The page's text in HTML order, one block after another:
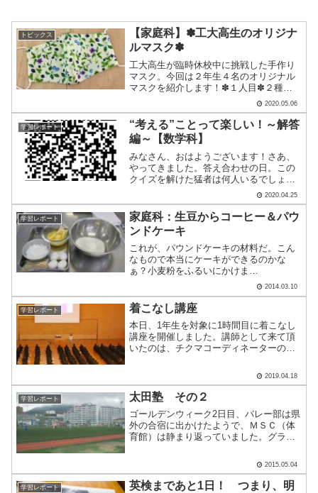
トピックス
【家庭科】✽工大高生のオリジナ
ルマスク✽
工大高生が臨時休校中に挑戦した手作り
マスク。今回は２年生４名のオリジナル
マスクを紹介します！✽１人目✽２種類
のマスクをアップしてくれました！どち
らも可愛い柄ですよね✽その日の気分に
よってマスクを選ぶこともできそうです
◎✽２人目✽チェック柄の.....
2020.05.06
学習レポート
“考える”ことって楽しい！～解答
編～【数学科】
みなさん、おはようございます！さあ、
やってきました。答え合わせの日。この
クイズを解けた猛者は何人いるでしょう
か？？？設問はこちら考えることって楽
しい%ef%bc%81【数学科】/①答え．1分
30秒 500W→1500W，3分→1分 にな
って.....
2020.04.25
学習レポート
家庭科：生豆からコーヒー＆パウ
ンドケーキ
これが、パウンドケーキの材料だ。こん
なもので本当にケーキができるのかな
ぁ？小麦粉をふるいにかけま
す。
混ぜます。とき卵を作ります。とき卵は
しばしば作りますか？・・・いいえ、
「.....
2014.03.10
学習レポート 着こなし講座
本日、1年生を対象に1時間目に着こなし
講座を開催しました。講師として来て頂
いたのは、チクマコーディネーターの有
の話をしっかりと聴いていました。TPO
に合った服装やオンタイム、オフタイム
の服装の違い、制服.....
2019.04.18
学習レポート 太田塾 その２
ゴールデンウィーク2日目、バレー部は県
外の合宿に出かけたようで、ＭＳＣ（体
育館）は静まり返っていました。グラウ
います。「フェスティバル」という練習
試合のイベントが開催されていて、県外
からも多くの学校の参加.....
2015.05.04
学習レポート
英検まであと1日！ つまり、明